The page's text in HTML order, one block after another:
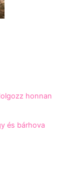
honnan
és bárhova